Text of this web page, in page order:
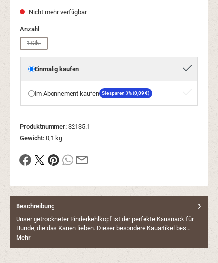
Nicht mehr verfügbar
Anzahlauswählen
1Stk.
(Diese Option ist zurzeit nicht verfügbar.)
Einmalig kaufen
Im Abonnement kaufen Sie sparen 3% (0,09 €)
Produktnummer: 32135.1
Gewicht: 0,1 kg
Beschreibung
Unser getrockneter Rinderkehlkopf ist der perfekte Kausnack für
Hunde, die das Kauen lieben. Dieser besondere Kauartikel bes…
Mehr